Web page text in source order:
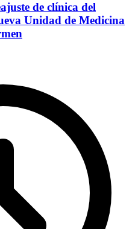
de clínica del
Unidad de Medicina